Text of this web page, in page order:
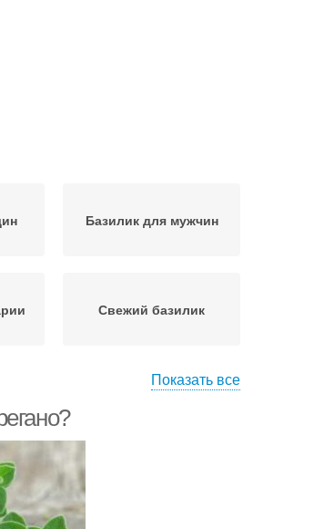
Базилик для мужчин
Свежий базилик
Показать все